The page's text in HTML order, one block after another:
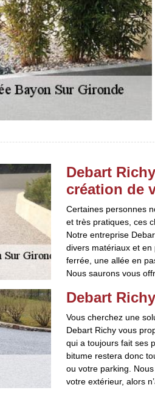
Debart
création de
Certaines personnes
et très pratiques, ces
Notre entreprise
divers matériaux et
ferrée, une allée en
Nous saurons vous
Debart
Vous cherchez une
Debart Richy vous
qui a toujours fait ses
bitume restera donc
ou votre parking.
votre extérieur, alors